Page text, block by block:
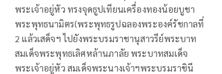
พระเจ้าอยู่หัว ทรงจุดธูปเทียนเครื่องทองน้อยบูชา
พระพุทธนามิตร(พระพุทธรูปฉลองพระองค์รัชกาลที่
2 แล้วเสด็จฯ ไปยังพระบรมราชานุสาวรีย์พระบาท
สมเด็จพระพุทธเลิศหล้านภาลัย พระบาทสมเด็จ
พระเจ้าอยู่หัว สมเด็จพระนางเจ้าฯพระบรมราชินี